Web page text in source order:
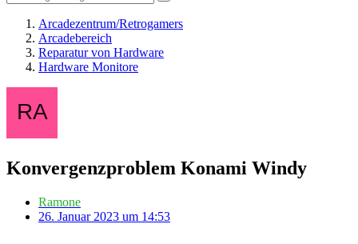
Arcadezentrum/Retrogamers
Arcadebereich
Reparatur von Hardware
Hardware Monitore
Konvergenzproblem Konami Windy
Ramone
26. Januar 2023 um 14:53